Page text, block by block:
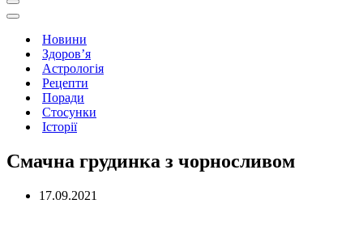
Меню
навігації
Меню
навігаціїНовини
Здоров’я
Астрологія
Рецепти
Поради
Стосунки
Історії
Cмачна грудинка з чорносливом
17.09.2021